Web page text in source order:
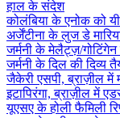
हाल के संदेश
कोलंबिया के एनोक को
अर्जेंटीना के लुज डे
जर्मनी के मेलैट्ज़/
जर्मनी के दिल की दिव्य
जैकेरी एसपी, ब्राज़ील में
इटापिरंगा, ब्राज़ील में
यूएसए के होली फैमिली